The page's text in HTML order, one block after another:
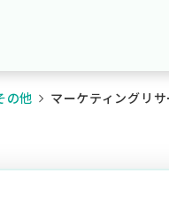
の他 マーケティングリ